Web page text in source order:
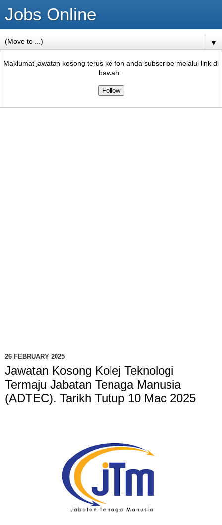
Jobs Online
▼
Maklumat jawatan kosong terus ke fon anda subscribe melalui link di
bawah :
26 FEBRUARY 2025
Jawatan Kosong Kolej Teknologi
Termaju Jabatan Tenaga Manusia
(ADTEC). Tarikh Tutup 10 Mac 2025